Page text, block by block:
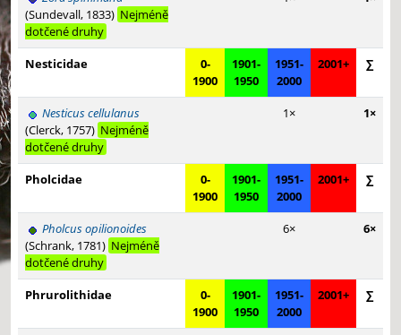
(Sundevall, 1833) Nejméně
dotčené druhy
Nesticidae
0-
1900
1901-
1950
1951-
2000
2001+ ∑
Nesticus cellulanus
(Clerck, 1757) Nejméně
dotčené druhy
1× 1×
Pholcidae
0-
1900
1901-
1950
1951-
2000
2001+ ∑
Pholcus opilionoides
(Schrank, 1781) Nejméně
dotčené druhy
6× 6×
Phrurolithidae
0-
1900
1901-
1950
1951-
2000
2001+ ∑